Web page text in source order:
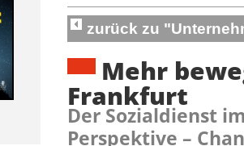
zurück zu
Mehr
Frankfurt
Der Sozialdienst
Perspektive –